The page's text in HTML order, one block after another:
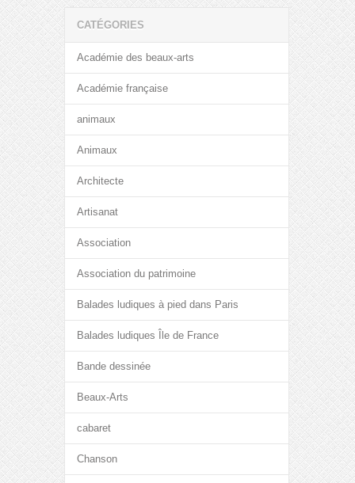
CATÉGORIES
Académie des beaux-arts
Académie française
animaux
Animaux
Architecte
Artisanat
Association
Association du patrimoine
Balades ludiques à pied dans Paris
Balades ludiques Île de France
Bande dessinée
Beaux-Arts
cabaret
Chanson